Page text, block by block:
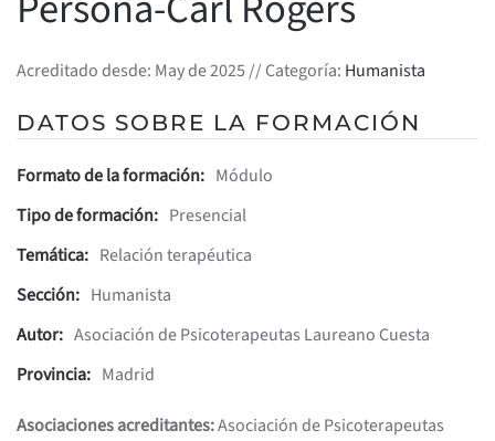
Acreditado desde: May de 2025 // Categoría: Humanista
DATOS SOBRE LA FORMACIÓN
Formato de la formación: Módulo
Tipo de formación: Presencial
Temática: Relación terapéutica
Sección: Humanista
Autor: Asociación de Psicoterapeutas Laureano Cuesta
Provincia: Madrid
Asociaciones acreditantes:Asociación de Psicoterapeutas